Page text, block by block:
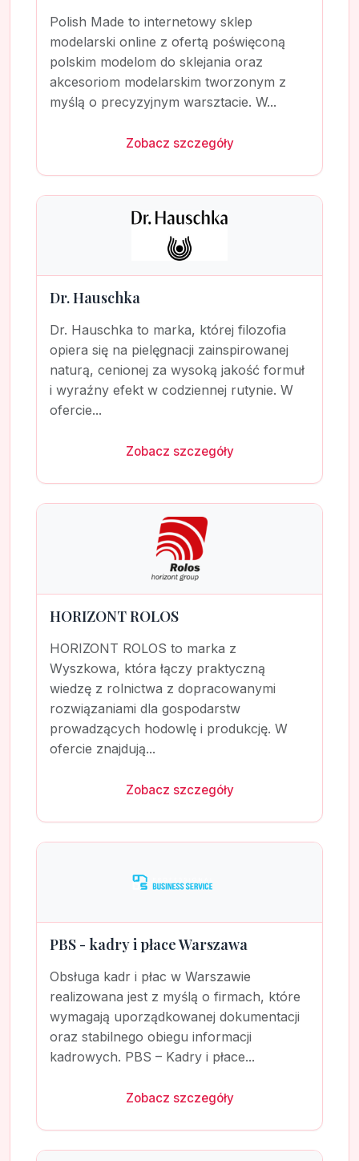
Polish Made to internetowy sklep
modelarski online z ofertą poświęconą
polskim modelom do sklejania oraz
akcesoriom modelarskim tworzonym z
myślą o precyzyjnym warsztacie. W...
Zobacz szczegóły
Dr. Hauschka
Dr. Hauschka to marka, której filozofia
opiera się na pielęgnacji zainspirowanej
naturą, cenionej za wysoką jakość formuł
i wyraźny efekt w codziennej rutynie. W
ofercie...
Zobacz szczegóły
HORIZONT ROLOS
HORIZONT ROLOS to marka z
Wyszkowa, która łączy praktyczną
wiedzę z rolnictwa z dopracowanymi
rozwiązaniami dla gospodarstw
prowadzących hodowlę i produkcję. W
ofercie znajdują...
Zobacz szczegóły
PBS - kadry i płace Warszawa
Obsługa kadr i płac w Warszawie
realizowana jest z myślą o firmach, które
wymagają uporządkowanej dokumentacji
oraz stabilnego obiegu informacji
kadrowych. PBS – Kadry i płace...
Zobacz szczegóły